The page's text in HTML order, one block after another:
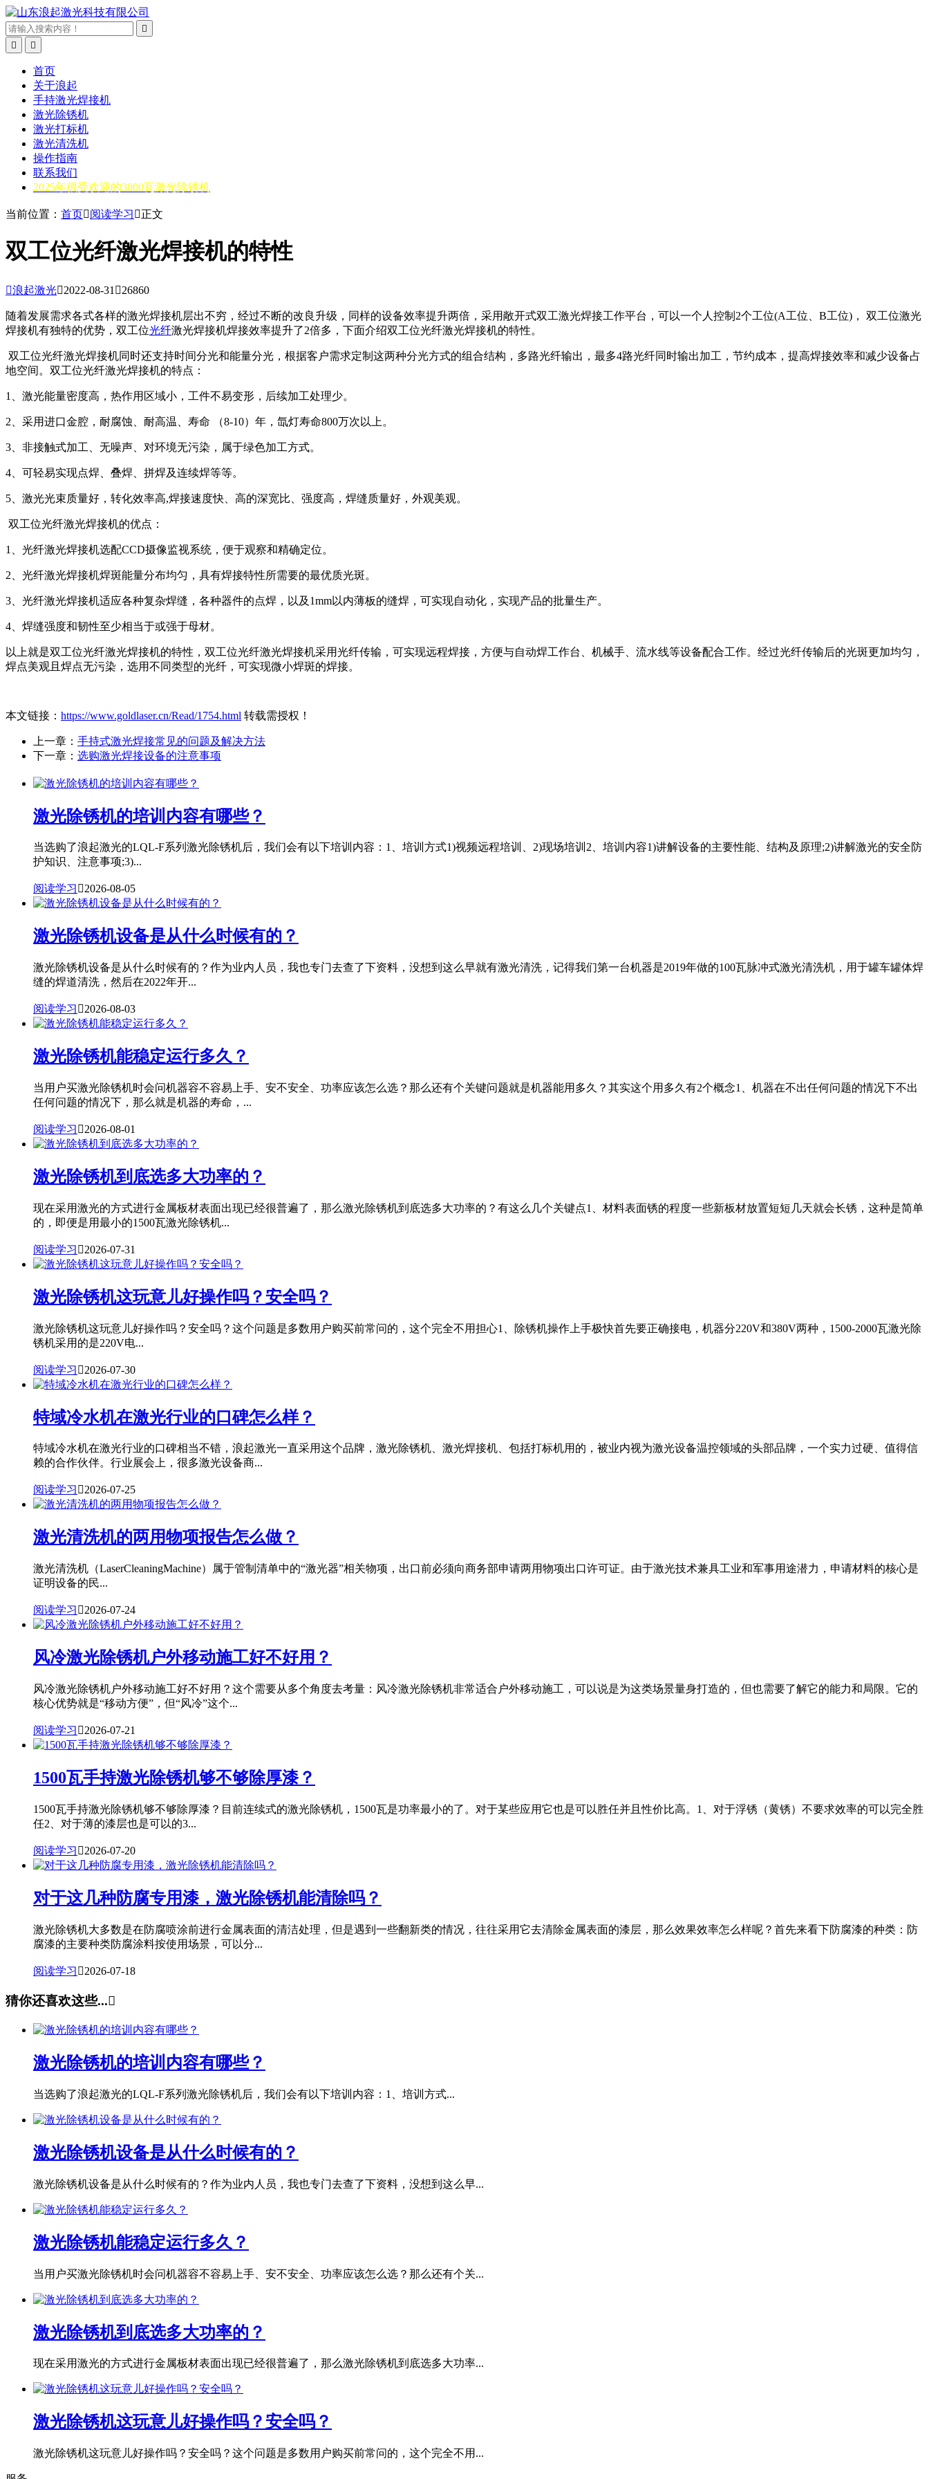



首页
关于浪起
手持激光焊接机
激光除锈机
激光打标机
激光清洗机
操作指南
联系我们
2025年很受欢迎的3000瓦激光除锈机
当前位置： 首页阅读学习 正文
双工位光纤激光焊接机的特性
浪起激光2022-08-31 26860
随着发展需求各式各样的激光焊接机层出不穷，经过不断的改良升级，同样的设备效率提升两倍，采用敞开式双工激光焊接工作平台，可以一个人控制2个工位(A工位、B工位)， 双工位激光
焊接机有独特的优势，双工位光纤激光焊接机焊接效率提升了2倍多，下面介绍双工位光纤激光焊接机的特性。
双工位光纤激光焊接机同时还支持时间分光和能量分光，根据客户需求定制这两种分光方式的组合结构，多路光纤输出，最多4路光纤同时输出加工，节约成本，提高焊接效率和减少设备占
地空间。双工位光纤激光焊接机的特点：
1、激光能量密度高，热作用区域小，工件不易变形，后续加工处理少。
2、采用进口金腔，耐腐蚀、耐高温、寿命 （8-10）年，氙灯寿命800万次以上。
3、非接触式加工、无噪声、对环境无污染，属于绿色加工方式。
4、可轻易实现点焊、叠焊、拼焊及连续焊等等。
5、激光光束质量好，转化效率高,焊接速度快、高的深宽比、强度高，焊缝质量好，外观美观。
双工位光纤激光焊接机的优点：
1、光纤激光焊接机选配CCD摄像监视系统，便于观察和精确定位。
2、光纤激光焊接机焊斑能量分布均匀，具有焊接特性所需要的最优质光斑。
3、光纤激光焊接机适应各种复杂焊缝，各种器件的点焊，以及1mm以内薄板的缝焊，可实现自动化，实现产品的批量生产。
4、焊缝强度和韧性至少相当于或强于母材。
以上就是双工位光纤激光焊接机的特性，双工位光纤激光焊接机采用光纤传输，可实现远程焊接，方便与自动焊工作台、机械手、流水线等设备配合工作。经过光纤传输后的光斑更加均匀，
焊点美观且焊点无污染，选用不同类型的光纤，可实现微小焊斑的焊接。
本文链接： https://www.goldlaser.cn/Read/1754.html 转载需授权！
上一章： 手持式激光焊接常见的问题及解决方法
下一章： 选购激光焊接设备的注意事项
激光除锈机的培训内容有哪些？
当选购了浪起激光的LQL-F系列激光除锈机后，我们会有以下培训内容：1、培训方式1)视频远程培训、2)现场培训2、培训内容1)讲解设备的主要性能、结构及原理;2)讲解激光的安全防
护知识、注意事项;3)...
阅读学习 2026-08-05
激光除锈机设备是从什么时候有的？
激光除锈机设备是从什么时候有的？作为业内人员，我也专门去查了下资料，没想到这么早就有激光清洗，记得我们第一台机器是2019年做的100瓦脉冲式激光清洗机，用于罐车罐体焊
缝的焊道清洗，然后在2022年开...
阅读学习 2026-08-03
激光除锈机能稳定运行多久？
当用户买激光除锈机时会问机器容不容易上手、安不安全、功率应该怎么选？那么还有个关键问题就是机器能用多久？其实这个用多久有2个概念1、机器在不出任何问题的情况下不出
任何问题的情况下，那么就是机器的寿命，...
阅读学习 2026-08-01
激光除锈机到底选多大功率的？
现在采用激光的方式进行金属板材表面出现已经很普遍了，那么激光除锈机到底选多大功率的？有这么几个关键点1、材料表面锈的程度一些新板材放置短短几天就会长锈，这种是简单
的，即便是用最小的1500瓦激光除锈机...
阅读学习 2026-07-31
激光除锈机这玩意儿好操作吗？安全吗？
激光除锈机这玩意儿好操作吗？安全吗？这个问题是多数用户购买前常问的，这个完全不用担心1、除锈机操作上手极快首先要正确接电，机器分220V和380V两种，1500-2000瓦激光除
锈机采用的是220V电...
阅读学习 2026-07-30
特域冷水机在激光行业的口碑怎么样？
特域冷水机在激光行业的口碑相当不错，浪起激光一直采用这个品牌，激光除锈机、激光焊接机、包括打标机用的，被业内视为激光设备温控领域的头部品牌，一个实力过硬、值得信
赖的合作伙伴。行业展会上，很多激光设备商...
阅读学习 2026-07-25
激光清洗机的两用物项报告怎么做？
激光清洗机（LaserCleaningMachine）属于管制清单中的“激光器”相关物项，出口前必须向商务部申请两用物项出口许可证。由于激光技术兼具工业和军事用途潜力，申请材料的核心是
证明设备的民...
阅读学习 2026-07-24
风冷激光除锈机户外移动施工好不好用？
风冷激光除锈机户外移动施工好不好用？这个需要从多个角度去考量：风冷激光除锈机非常适合户外移动施工，可以说是为这类场景量身打造的，但也需要了解它的能力和局限。它的
核心优势就是“移动方便”，但“风冷”这个...
阅读学习 2026-07-21
1500瓦手持激光除锈机够不够除厚漆？
1500瓦手持激光除锈机够不够除厚漆？目前连续式的激光除锈机，1500瓦是功率最小的了。对于某些应用它也是可以胜任并且性价比高。1、对于浮锈（黄锈）不要求效率的可以完全胜
任2、对于薄的漆层也是可以的3...
阅读学习 2026-07-20
对于这几种防腐专用漆，激光除锈机能清除吗？
激光除锈机大多数是在防腐喷涂前进行金属表面的清洁处理，但是遇到一些翻新类的情况，往往采用它去清除金属表面的漆层，那么效果效率怎么样呢？首先来看下防腐漆的种类：防
腐漆的主要种类防腐涂料按使用场景，可以分...
阅读学习 2026-07-18
猜你还喜欢这些...
激光除锈机的培训内容有哪些？
当选购了浪起激光的LQL-F系列激光除锈机后，我们会有以下培训内容：1、培训方式...
激光除锈机设备是从什么时候有的？
激光除锈机设备是从什么时候有的？作为业内人员，我也专门去查了下资料，没想到这么早...
激光除锈机能稳定运行多久？
当用户买激光除锈机时会问机器容不容易上手、安不安全、功率应该怎么选？那么还有个关...
激光除锈机到底选多大功率的？
现在采用激光的方式进行金属板材表面出现已经很普遍了，那么激光除锈机到底选多大功率...
激光除锈机这玩意儿好操作吗？安全吗？
激光除锈机这玩意儿好操作吗？安全吗？这个问题是多数用户购买前常问的，这个完全不用...